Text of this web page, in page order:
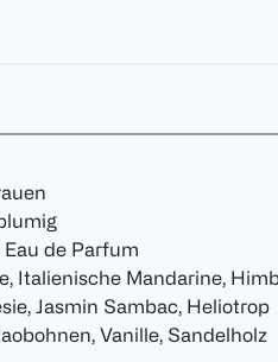
de Parfum
Italienische Mandarine,
Jasmin Sambac, Heliotrop
Vanille, Sandelholz